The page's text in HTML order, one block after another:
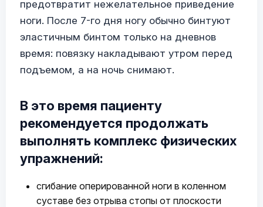
предотвратит нежелательное приведение
ноги. После 7-го дня ногу обычно бинтуют
эластичным бинтом только на дневнов
время: повязку накладывают утром перед
подъемом, а на ночь снимают.
В это время пациенту
рекомендуется продолжать
выполнять комплекс физических
упражнений:
сгибание оперированной ноги в коленном
суставе без отрыва стопы от плоскости